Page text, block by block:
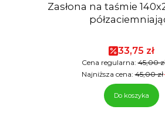
Zasłona na taśmie
Cena
33,75 zł
Cena regularna: 45,00
Najniższa cena: 45,00 zł
Do koszyka